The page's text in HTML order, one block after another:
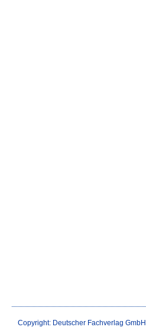
Copyright: Deutscher Fachverlag GmbH